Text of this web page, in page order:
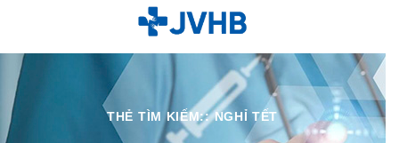
content
THẺ TÌM KIẾM::NGHỈ TẾT